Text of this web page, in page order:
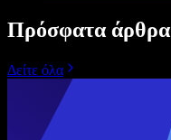
Πρόσφατα άρθρα
Δείτε όλα